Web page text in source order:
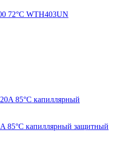
72°C WTH403UN
85°C капиллярный защитный